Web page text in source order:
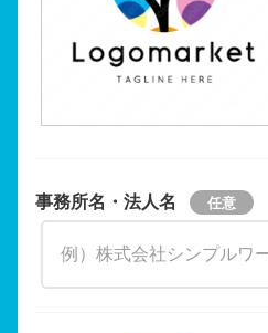
事務所名・法人名